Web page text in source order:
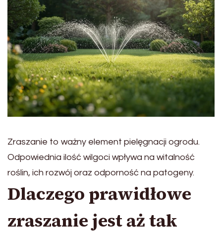
Zraszanie to ważny element pielęgnacji ogrodu.
Odpowiednia ilość wilgoci wpływa na witalność
roślin, ich rozwój oraz odporność na patogeny.
Dlaczego prawidłowe
zraszanie jest aż tak